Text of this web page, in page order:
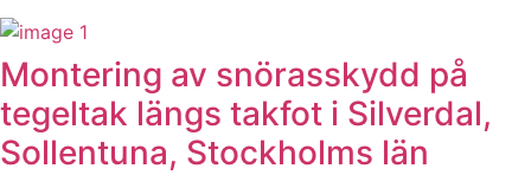
Montering av snörasskydd på
tegeltak längs takfot i Silverdal,
Sollentuna, Stockholms län